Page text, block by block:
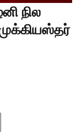
நில